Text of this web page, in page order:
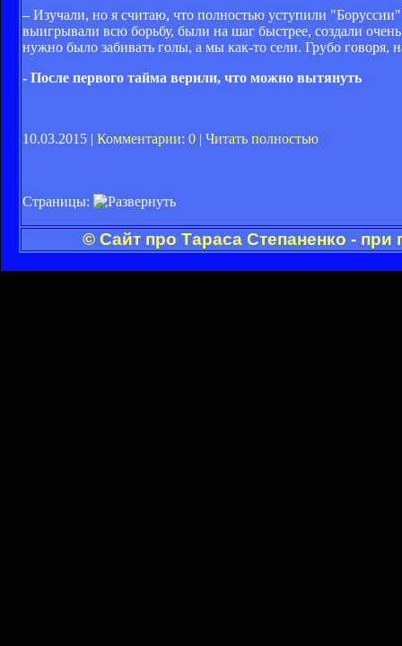
– Изучали, но я считаю, что полностью уступили
выигрывали всю борьбу, были на шаг быстрее, создали
нужно было забивать голы, а мы как-то сели. Грубо говоря,
- После первого тайма верили, что можно вытянуть
10.03.2015 | Комментарии: 0 | Читать полностью
Страницы:
© Сайт про Тараса Степаненко -